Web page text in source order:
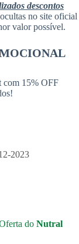
descontos
no site oficial
valor possível.
com 15% OFF
2023
do Nutral